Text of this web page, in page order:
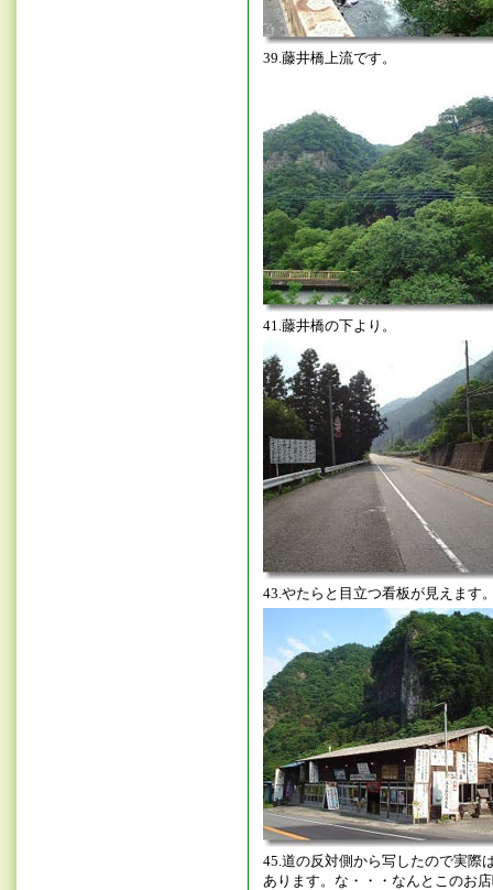
39.藤井橋上流です。
41.藤井橋の下より。
43.やたらと目立つ看板が見えます
45.道の反対側から写したので実際
あります。な・・・なんとこのお